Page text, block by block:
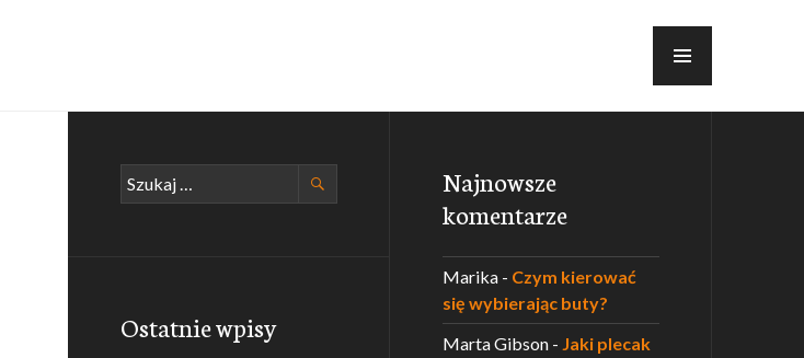
Szukaj:
Ostatnie wpisy
Najnowsze
komentarze
Marika - Czym kierować
się wybierając buty?
Marta Gibson - Jaki plecak